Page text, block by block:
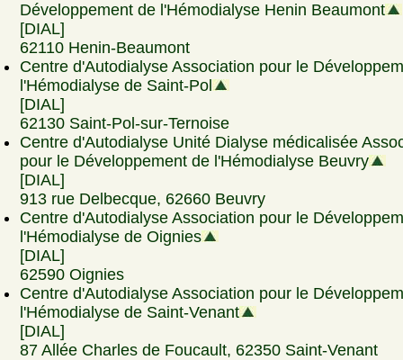
Développement de l'Hémodialyse Henin Beaumont
[DIAL]
62110 Henin-Beaumont
Centre d'Autodialyse Association pour le
l'Hémodialyse de Saint-Pol
[DIAL]
62130 Saint-Pol-sur-Ternoise
Centre d'Autodialyse Unité Dialyse médicalisée
pour le Développement de l'Hémodialyse Beuvry
[DIAL]
913 rue Delbecque, 62660 Beuvry
Centre d'Autodialyse Association pour le
l'Hémodialyse de Oignies
[DIAL]
62590 Oignies
Centre d'Autodialyse Association pour le
l'Hémodialyse de Saint-Venant
[DIAL]
87 Allée Charles de Foucault, 62350 Saint-Venant